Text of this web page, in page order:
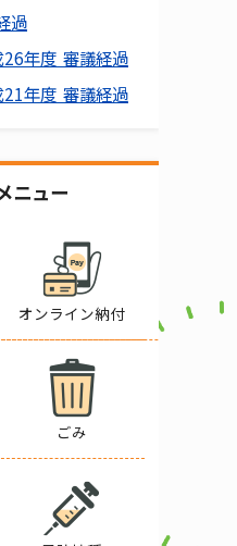
過
年度 審議経過
年度 審議経過
ニュー
オンライン納付
ごみ